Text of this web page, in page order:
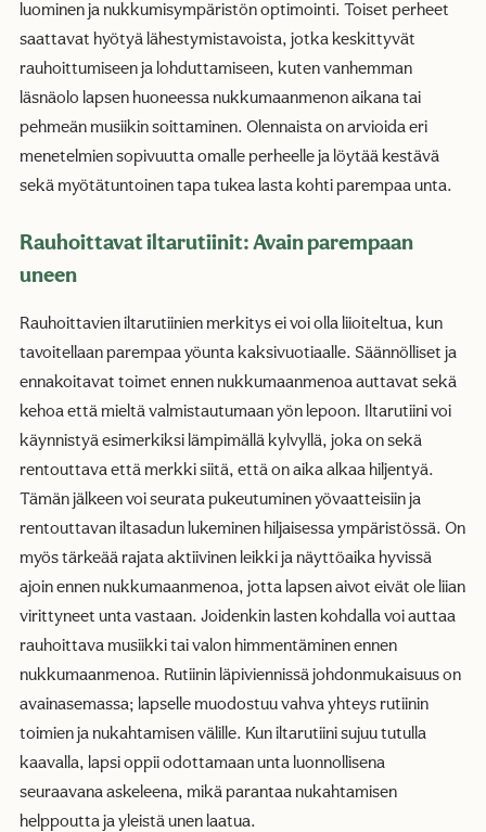
luominen ja nukkumisympäristön optimointi. Toiset perheet
saattavat hyötyä lähestymistavoista, jotka keskittyvät
rauhoittumiseen ja lohduttamiseen, kuten vanhemman
läsnäolo lapsen huoneessa nukkumaanmenon aikana tai
pehmeän musiikin soittaminen. Olennaista on arvioida eri
menetelmien sopivuutta omalle perheelle ja löytää kestävä
sekä myötätuntoinen tapa tukea lasta kohti parempaa unta.
Rauhoittavat iltarutiinit: Avain parempaan
uneen
Rauhoittavien iltarutiinien merkitys ei voi olla liioiteltua, kun
tavoitellaan parempaa yöunta kaksivuotiaalle. Säännölliset ja
ennakoitavat toimet ennen nukkumaanmenoa auttavat sekä
kehoa että mieltä valmistautumaan yön lepoon. Iltarutiini voi
käynnistyä esimerkiksi lämpimällä kylvyllä, joka on sekä
rentouttava että merkki siitä, että on aika alkaa hiljentyä.
Tämän jälkeen voi seurata pukeutuminen yövaatteisiin ja
rentouttavan iltasadun lukeminen hiljaisessa ympäristössä. On
myös tärkeää rajata aktiivinen leikki ja näyttöaika hyvissä
ajoin ennen nukkumaanmenoa, jotta lapsen aivot eivät ole liian
virittyneet unta vastaan. Joidenkin lasten kohdalla voi auttaa
rauhoittava musiikki tai valon himmentäminen ennen
nukkumaanmenoa. Rutiinin läpiviennissä johdonmukaisuus on
avainasemassa; lapselle muodostuu vahva yhteys rutiinin
toimien ja nukahtamisen välille. Kun iltarutiini sujuu tutulla
kaavalla, lapsi oppii odottamaan unta luonnollisena
seuraavana askeleena, mikä parantaa nukahtamisen
helppoutta ja yleistä unen laatua.